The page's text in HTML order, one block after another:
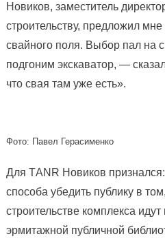
Новиков, заместитель
строительству, предложил
свайного поля. Выбор пал на
подгоним экскаватор, —
что свая там уже есть».
Фото: Павел Герасименко
Для ТANR Новиков признался:
способа убедить публику в
строительстве комплекса
эрмитажной публичной